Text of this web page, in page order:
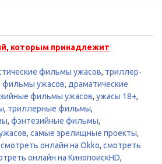
которым принадлежит
фильмы ужасов, триллер-
фильмы ужасов, драматические
фильмы ужасов, ужасы 18+,
, триллерные фильмы,
, фэнтезийные фильмы,
, самые зрелищные проекты,
смотреть онлайн на Okko, смотреть
онлайн на КинопоискHD,